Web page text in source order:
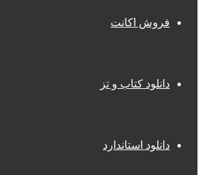
فروش اکانت
دانلود کتاب و تز
دانلود استاندارد